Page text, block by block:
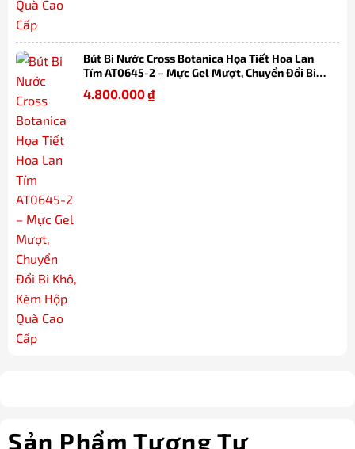
Bút Bi Nước Cross Botanica Họa Tiết Hoa Lan
Tím AT0645-2 – Mực Gel Mượt, Chuyển Đổi Bi
Khô, Kèm Hộp Quà Cao Cấp
4.800.000₫
Sản Phẩm Tương Tự